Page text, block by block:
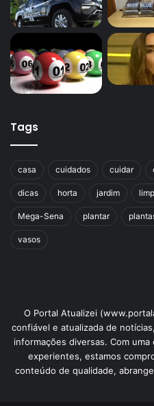
Tags
casa cuidados cuidar
dicas horta jardim
Mega-Sena plantar
vasos
O Portal Atualizei
confiável e atualizada de
informações diversas. Com
experientes, estamos
conteúdo de qualidade,